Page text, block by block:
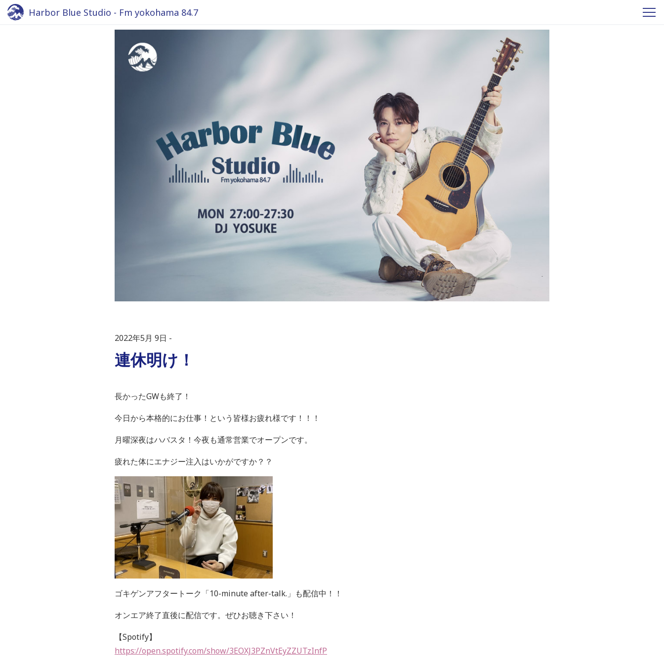
Harbor Blue Studio - Fm yokohama 84.7
2022年5月 9日
連休明け！
長かったGWも終了！
今日から本格的にお仕事！という皆様お疲れ様です！！！
月曜深夜はハバスタ！今夜も通常営業でオープンです。
疲れた体にエナジー注入はいかがですか？？
ゴキゲンアフタートーク「10-minute after-talk.」も配信中！！
オンエア終了直後に配信です。 ぜひお聴き下さい！
【Spotify】
https://open.spotify.com/show/3EOXJ3PZnVtEyZZUTzInfP